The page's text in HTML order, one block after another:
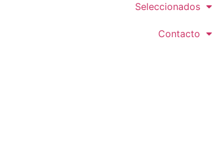
Seleccionados
Contacto